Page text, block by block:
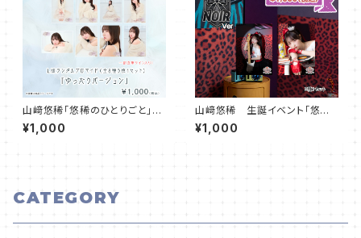
山﨑悠稀「悠稀のひとりごと」ラ
ンダムブロマイド（ゆったりバー
ジョン）
¥1,000
山﨑悠稀 生誕イベント「悠園
地2026」2Lブロマイドセット（N
OIR Ver）
¥1,000
CATEGORY